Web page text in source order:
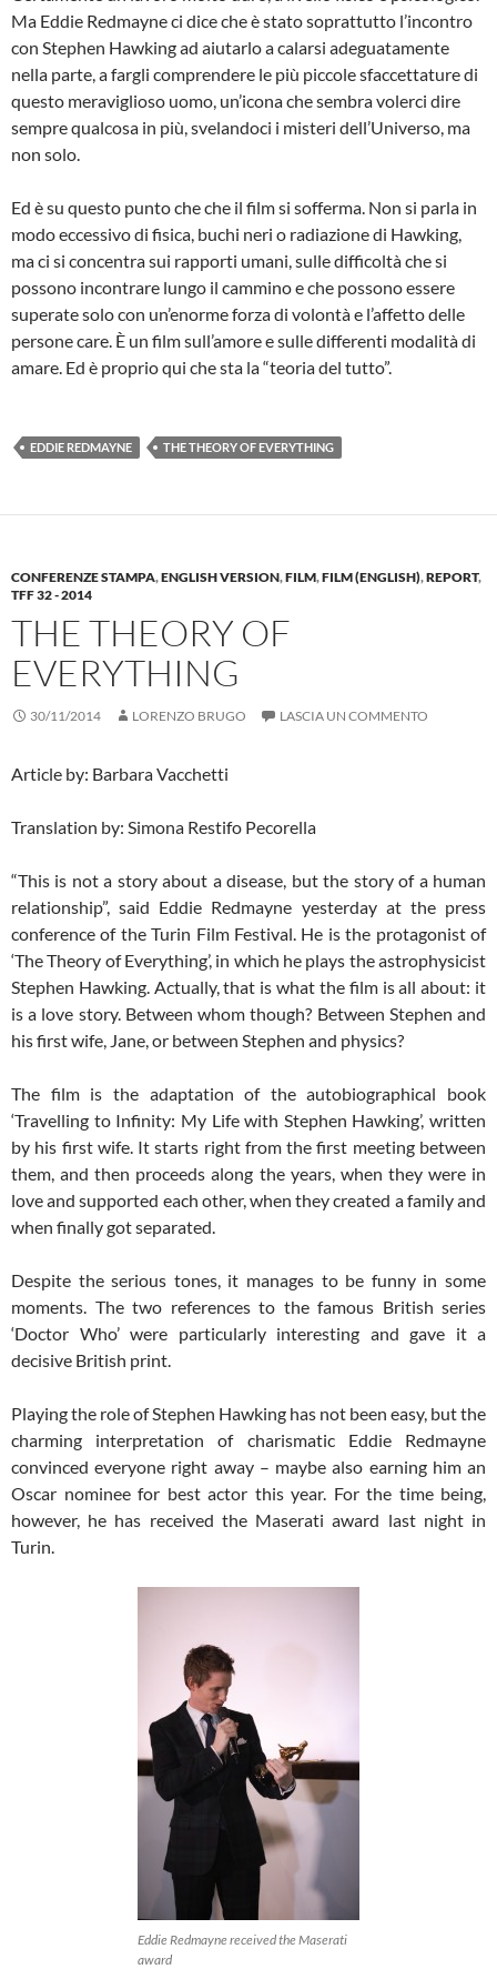
Ma Eddie Redmayne ci dice che è stato soprattutto l’incontro
con Stephen Hawking ad aiutarlo a calarsi adeguatamente
nella parte, a fargli comprendere le più piccole sfaccettature di
questo meraviglioso uomo, un’icona che sembra volerci dire
sempre qualcosa in più, svelandoci i misteri dell’Universo, ma
non solo.
Ed è su questo punto che che il film si sofferma. Non si parla in
modo eccessivo di fisica, buchi neri o radiazione di Hawking,
ma ci si concentra sui rapporti umani, sulle difficoltà che si
possono incontrare lungo il cammino e che possono essere
superate solo con un’enorme forza di volontà e l’affetto delle
persone care. È un film sull’amore e sulle differenti modalità di
amare. Ed è proprio qui che sta la “teoria del tutto”.
EDDIE REDMAYNE THE THEORY OF EVERYTHING
CONFERENZE STAMPA,ENGLISH VERSION,FILM,FILM (ENGLISH),REPORT,
TFF 32 - 2014
THE THEORY OF
EVERYTHING
30/11/2014 LORENZO BRUGO LASCIA UN COMMENTO
Article by: Barbara Vacchetti
Translation by: Simona Restifo Pecorella
“This is not a story about a disease, but the story of a human
relationship”, said Eddie Redmayne yesterday at the press
conference of the Turin Film Festival. He is the protagonist of
‘The Theory of Everything’, in which he plays the astrophysicist
Stephen Hawking. Actually, that is what the film is all about: it
is a love story. Between whom though? Between Stephen and
his first wife, Jane, or between Stephen and physics?
The film is the adaptation of the autobiographical book
‘Travelling to Infinity: My Life with Stephen Hawking’, written
by his first wife. It starts right from the first meeting between
them, and then proceeds along the years, when they were in
love and supported each other, when they created a family and
when finally got separated.
Despite the serious tones, it manages to be funny in some
moments. The two references to the famous British series
‘Doctor Who’ were particularly interesting and gave it a
decisive British print.
Playing the role of Stephen Hawking has not been easy, but the
charming interpretation of charismatic Eddie Redmayne
convinced everyone right away – maybe also earning him an
Oscar nominee for best actor this year. For the time being,
however, he has received the Maserati award last night in
Turin.
Eddie Redmayne received the Maserati
award